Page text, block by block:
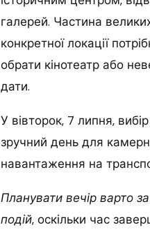
галерей. Частина
конкретної локації
обрати кінотеатр або
дати.
У вівторок, 7 липня,
зручний день для
навантаження на
Планувати вечір варто
подій, оскільки час